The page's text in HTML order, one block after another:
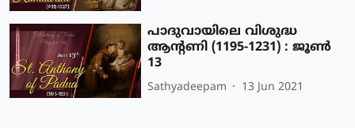
പാദുവായിലെ വിശുദ്ധ
ആന്റണി (1195-1231) : ജൂണ്‍
13
Sathyadeepam 13 Jun 2021